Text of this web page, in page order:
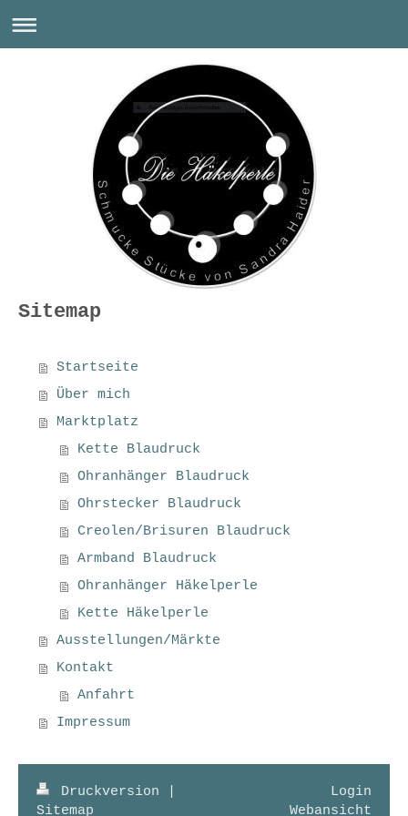
Sitemap
Startseite
Über mich
Marktplatz
Kette Blaudruck
Ohranhänger Blaudruck
Ohrstecker Blaudruck
Creolen/Brisuren Blaudruck
Armband Blaudruck
Ohranhänger Häkelperle
Kette Häkelperle
Ausstellungen/Märkte
Kontakt
Anfahrt
Impressum
Druckversion
Sitemap
Login
Webansicht